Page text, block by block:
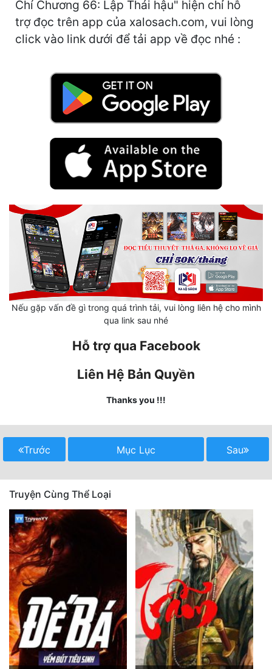
Kiếm Hiệp
Kỳ Huyễn
Ngôn Tình
Ngược
Nữ Cường
Nữ Phụ
Sảng Văn
Sắc
Sủng
Thanh Xuân
Tiên Hiệp
Tiểu Thuyết
Trinh Thám
Triều Đấu
Trùng Sinh
Trọng Sinh
Chí Chương 66: Lập Thái hậu" hiện chỉ hỗ
trợ đọc trên app của xalosach.com, vui lòng
click vào link dưới để tải app về đọc nhé :
Nếu gặp vấn đề gì trong quá trình tải, vui lòng liên hệ cho mình
qua link sau nhé
Hỗ trợ qua Facebook
Liên Hệ Bản Quyền
Thanks you !!!
Trước Mục Lục Sau
Truyện Cùng Thể Loại